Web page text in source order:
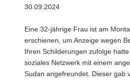
30.09.2024
Eine 32-jährige Frau ist am
erschienen, um Anzeige wegen
Ihren Schilderungen zufolge
soziales Netzwerk mit einem
Sudan angefreundet. Dieser gab